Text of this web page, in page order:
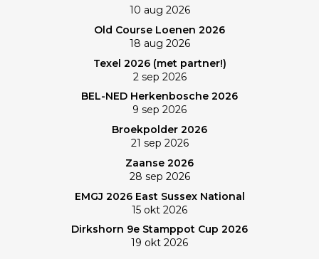
verlies was voorzien; gedaan en laten, dus. Maar de
memorabele ronde en de waanzinnige slagen van
Frank zullen mij nog lang bijblijven. Topgast, topdag!
Frank, bedankt!
10 aug 2026
Old Course Loenen 2026
18 aug 2026
Texel 2026 (met partner!)
2 sep 2026
BEL-NED Herkenbosche 2026
9 sep 2026
Broekpolder 2026
21 sep 2026
Zaanse 2026
28 sep 2026
EMGJ 2026 East Sussex National
15 okt 2026
Dirkshorn 9e Stamppot Cup 2026
19 okt 2026